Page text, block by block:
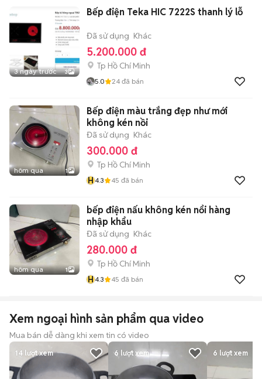
3 ngày trước 3
Bếp điện Teka HIC 7222S thanh lý lỗ
Đã sử dụng Khác
5.200.000 đ
Tp Hồ Chí Minh
5.0 24 đã bán
hôm qua 1
Bếp điện màu trắng đẹp như mới
không kén nồi
Đã sử dụng Khác
300.000 đ
Tp Hồ Chí Minh
H4.3 45 đã bán
hôm qua 1
bếp điện nấu không kén nổi hàng
nhập khẩu
Đã sử dụng Khác
280.000 đ
Tp Hồ Chí Minh
H4.3 45 đã bán
Xem ngoại hình sản phẩm qua video
Mua bán dễ dàng khi xem tin có video
14 lượt xem 6 lượt xem 6 lượt xem